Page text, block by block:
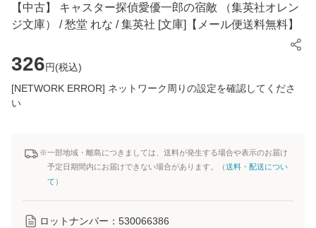
【中古】 キャスター探偵愛優一郎の宿敵 （集英社オレン
ジ文庫） / 愁堂 れな / 集英社 [文庫]【メール便送料無料】
326円(税込)
[NETWORK ERROR] ネットワーク周りの設定を確認してくださ
い
※一部地域・離島につきましては、送料が発生する場合や表示のお届け
予定日期間内にお届けできない場合があります。（送料・配送につい
て ）
ロットナンバー： 530066386